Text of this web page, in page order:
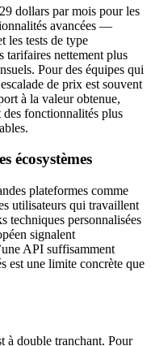
dollars par mois pour les
avancées —
les tests de type
tarifaires nettement plus
Pour des équipes qui
de prix est souvent
à la valeur obtenue,
des fonctionnalités plus
écosystèmes
plateformes comme
utilisateurs qui travaillent
techniques personnalisées
signalent
API suffisamment
est une limite concrète que
à double tranchant. Pour